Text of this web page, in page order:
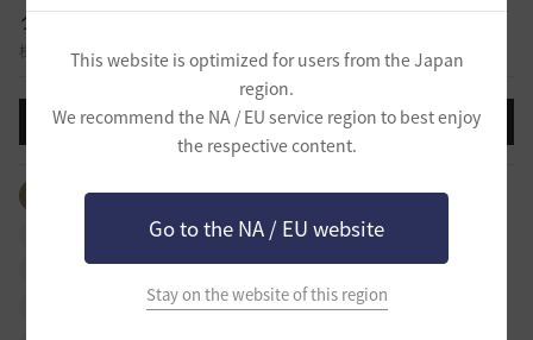
This website is optimized for users from the Japan
region.
We recommend the NA / EU service region to best enjoy
the respective content.
Go to the NA / EU website
Stay on the website of this region
クラス攻略
様々なクラスのスキル、外見、特徴など自由に攻略を共有する掲示板です。
投稿する
全体のタグを見る #ウォーリア
#レンジャー
#ジャイアント
#リトルサマナー
#ブレイダー
#ツバキ #ヴァルキリー
#くノ一
#ウィザード #ウィッチ
#ダークナイト